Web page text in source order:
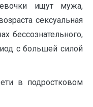
ищут мужа,
сексуальная
бессознательного,
с большей силой
в подростковом